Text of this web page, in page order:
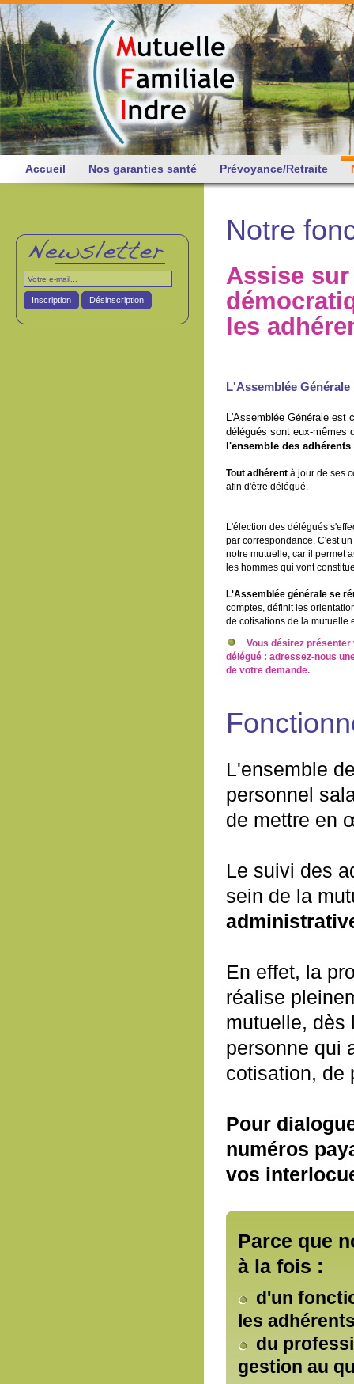
Accueil Nos garanties santé Prévoyance/Retraite
Inscription Désinscription
Notre
Assise
les
L'Assemblée Générale
L'Assemblée Générale est
délégués sont eux-mêmes
l'ensemble des adhérents
Tout adhérent à jour de ses
afin d'être délégué.
L'élection des délégués
par correspondance, C'est
notre mutuelle, car il permet
les hommes qui vont
L'Assemblée générale se
comptes, définit les
de cotisations de la mutuelle
Vous désirez
délégué : adressez-nous
de votre demande.
L'ensemble
personnel
de mettre en
Le suivi des
sein de la
En effet, la
réalise
mutuelle, dès
personne qui
cotisation, de
Pour
numéros
vos
Parce que
à la fois :
d'un
les
du
gestion au